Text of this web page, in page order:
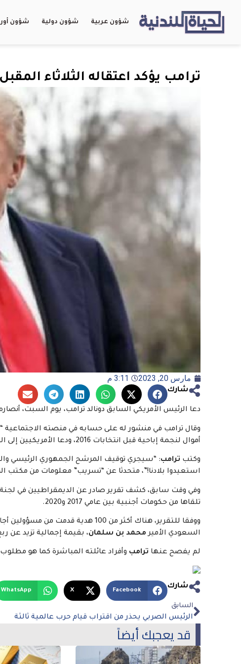
شؤون عربية شؤون دولية شؤون
ترامب يؤكد اعتقاله الثلاثاء المقبل
مارس 20, 2023 3:11 م
شارك
دعا الرئيس الأمريكي السابق دونالد ترامب، يوم السبت،
أموال لنجمة إباحية قبل انتخابات 2016، ودعا الأمريكيين إلى التظاهر.
وكتب ترامب: “سيجري توقيف المرشح الجمهوري الرئيسي
استعيدوا بلادنا!”، متحدثا عن “تسريب” معلومات من مكتب
وفي وقت سابق، كشف تقرير صادر عن الديمقراطيين في لجنة
تلقاها من حكومات أجنبية بين عامي 2017 و2020.
ووفقا للتقرير، هناك أكثر من 100 هدية قدمت من مسؤولين أجانب، بما في ذلك الرئيس الصيني
السعودي الأميرمحمد بن سلمان، بقيمة إجمالية تزيد عن
لم يفصح عنها ترامب وأفراد عائلته المباشرة كما هو
شارك
Facebook
X
WhatsApp
السابق
الرئيس الصربي يحذر من اقتراب قيام حرب عالمية ثالثة
قد يعجبك أيضاً